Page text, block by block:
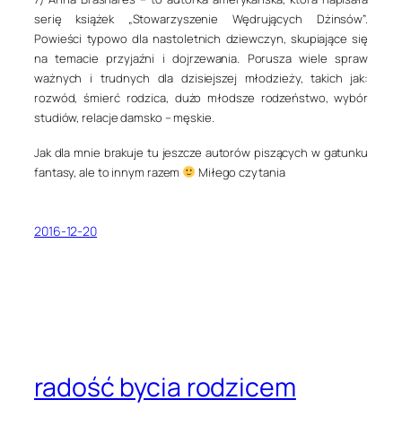
serię książek „Stowarzyszenie Wędrujących Dżinsów”.
Powieści typowo dla nastoletnich dziewczyn, skupiające się
na temacie przyjaźni i dojrzewania. Porusza wiele spraw
ważnych i trudnych dla dzisiejszej młodzieży, takich jak:
rozwód, śmierć rodzica, dużo młodsze rodzeństwo, wybór
studiów, relacje damsko – męskie.
Jak dla mnie brakuje tu jeszcze autorów piszących w gatunku
fantasy, ale to innym razem
Miłego czytania
2016-12-20
radość bycia rodzicem